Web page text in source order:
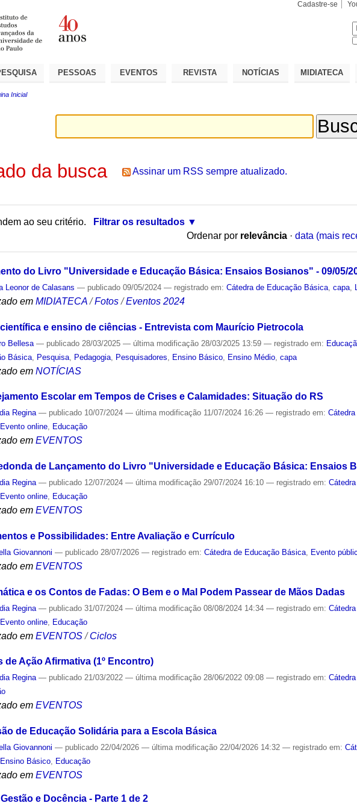
Cadastre-se
PESSOAS EVENTOS REVISTA NOTÍCIAS MIDIATECA
Inicial
da busca Assinar um RSS sempre atualizado.
ao seu critério.
Filtrar os resultados
Ordenar por relevância · data (mais
do Livro "Universidade e Educação Básica: Ensaios Bosianos" - 09/05/
Leonor de Calasans — publicado 09/05/2024— registrado em:Cátedra de Educação Básica ,capa
em MIDIATECA /Fotos /Eventos 2024
e ensino de ciências - Entrevista com Maurício Pietrocola
Bellesa — publicado 28/03/2025— última modificação 28/03/2025 13:59— registrado em:
Básica Pesquisa Pedagogia Pesquisadores Ensino Básico Ensino Médio ,capa
em NOTÍCIAS
Escolar em Tempos de Crises e Calamidades: Situação do RS
Regina — publicado 10/07/2024— última modificação 11/07/2024 16:26— registrado em:
Evento online, Educação
em EVENTOS
de Lançamento do Livro "Universidade e Educação Básica: Ensaios
Regina — publicado 12/07/2024— última modificação 29/07/2024 16:10— registrado em:
Evento online, Educação
em EVENTOS
e Possibilidades: Entre Avaliação e Currículo
Giovannoni — publicado 28/07/2026— registrado em:Cátedra de Educação Básica Evento
em EVENTOS
e os Contos de Fadas: O Bem e o Mal Podem Passear de Mãos Dadas
Regina — publicado 31/07/2024— última modificação 08/08/2024 14:34— registrado em:
Evento online Educação
em EVENTOS /Ciclos
de Ação Afirmativa (1º Encontro)
Regina — publicado 21/03/2022— última modificação 28/06/2022 09:08— registrado em:
em EVENTOS
de Educação Solidária para a Escola Básica
Giovannoni — publicado 22/04/2026— última modificação 22/04/2026 14:32— registrado em:
Ensino Básico Educação
em EVENTOS
e Docência - Parte 1 de 2